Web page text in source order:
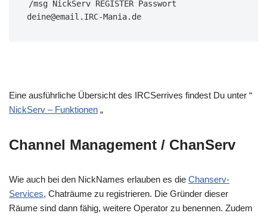
/msg NickServ REGISTER Passwort
deine@email.IRC-Mania.de
Eine ausführliche Übersicht des IRCSerrives findest Du unter “
NickServ – Funktionen „
Channel Management / ChanServ
Wie auch bei den NickNames erlauben es die Chanserv-
Services, Chaträume zu registrieren. Die Gründer dieser
Räume sind dann fähig, weitere Operator zu benennen. Zudem